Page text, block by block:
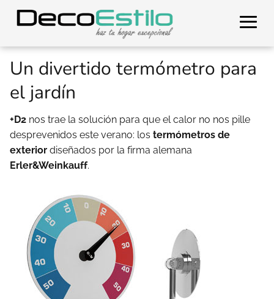
Un divertido termómetro para
el jardín
+D2 nos trae la solución para que el calor no nos pille
desprevenidos este verano: los termómetros de
exterior diseñados por la firma alemana
Erler&Weinkauff.